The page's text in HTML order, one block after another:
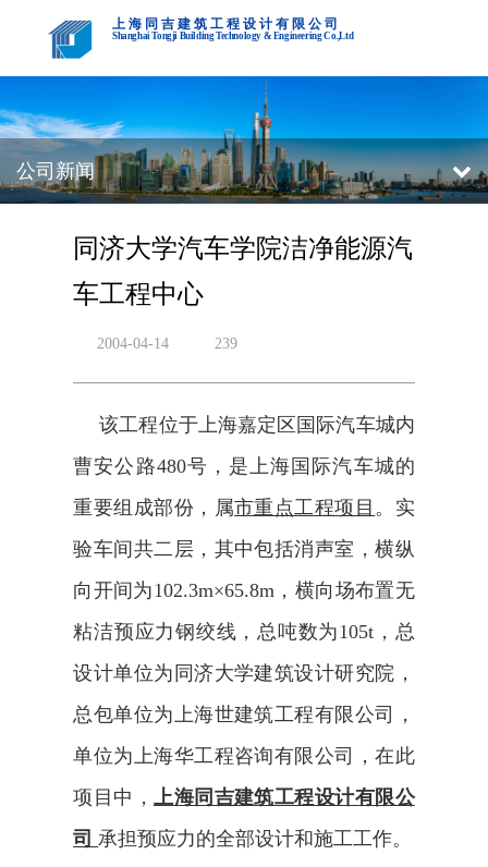
上海同吉建筑工程设计有限公司
Shanghai Tongji Building Technology & Engineering Co.,Ltd
公司新闻
同济大学汽车学院洁净能源汽
车工程中心
2004-04-14 239
该工程位于上海嘉定区国际汽车城内
曹安公路480号，是上海国际汽车城的
重要组成部份，属市重点工程项目 。 实
验车间共二层，其中包括消声室，横纵
向开间为102.3m×65.8m，横向场布置无
粘洁预应力钢绞线，总吨数为105t，总
设计单位为 同济大学建筑设计研究院 ，
总包单位为上海世建筑工程有限公司，
单位为上海华工程咨询有限公司，在此
项目中，
上海同吉建筑工程设计有限公
司 承担预应力的全部设计和施工工作。